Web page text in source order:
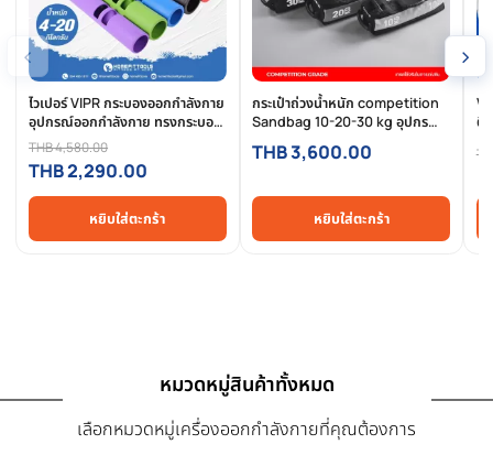
สินค้าที่เกี่ยวข้อง
สินค้าที่ใกล้เคียงและใช้คู่กันได้ดี